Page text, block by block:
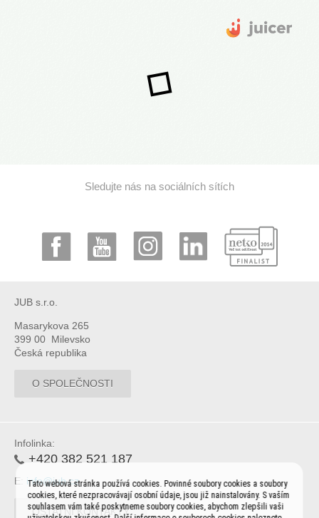
Sledujte nás na sociálních sítích
JUB s.r.o.
Masarykova 265
399 00 Milevsko
Česká republika
O SPOLEČNOSTI
Infolinka:
+420 382 521 187
E: info@jub.cz
OSTATNÍ KONTAKTY
Tato webová stránka používá cookies. Povinné soubory cookies a soubory
cookies, které nezpracovávají osobní údaje, jsou již nainstalovány. S vaším
souhlasem vám také poskytneme soubory cookies, abychom zlepšili vaši